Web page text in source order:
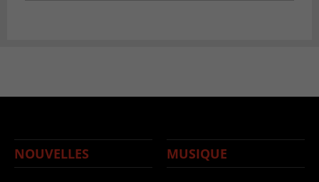
NOUVELLES MUSIQUE